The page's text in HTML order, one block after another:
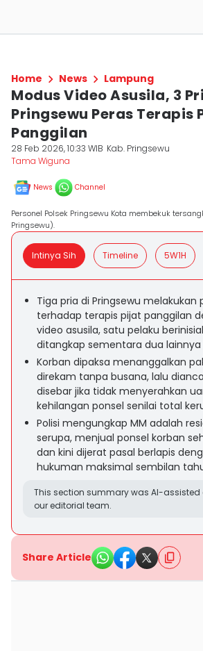
Home News Lampung
Modus Video Asusila, 3
Pringsewu Peras Terapis
Panggilan
28 Feb 2026, 10:33 WIB Kab. Pringsewu
Tama Wiguna
News Channel
Personel Polsek Pringsewu Kota membekuk
Pringsewu).
Intinya Sih Timeline 5W1H
Tiga pria di Pringsewu melakukan
terhadap terapis pijat panggilan
video asusila, satu pelaku
ditangkap sementara dua lainnya
Korban dipaksa menanggalkan
direkam tanpa busana, lalu
disebar jika tidak menyerahkan
kehilangan ponsel senilai total
Polisi mengungkap MM adalah
serupa, menjual ponsel korban
dan kini dijerat pasal berlapis
hukuman maksimal sembilan
This section summary was AI-assisted
our editorial team.
Share Article